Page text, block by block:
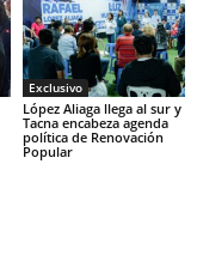
Exclusivo
López Aliaga llega al sur y
Tacna encabeza agenda
política de Renovación
Popular